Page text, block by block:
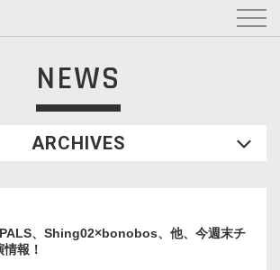
NEWS
ARCHIVES
、Shing02×bonobos、他、今週末チ
報！